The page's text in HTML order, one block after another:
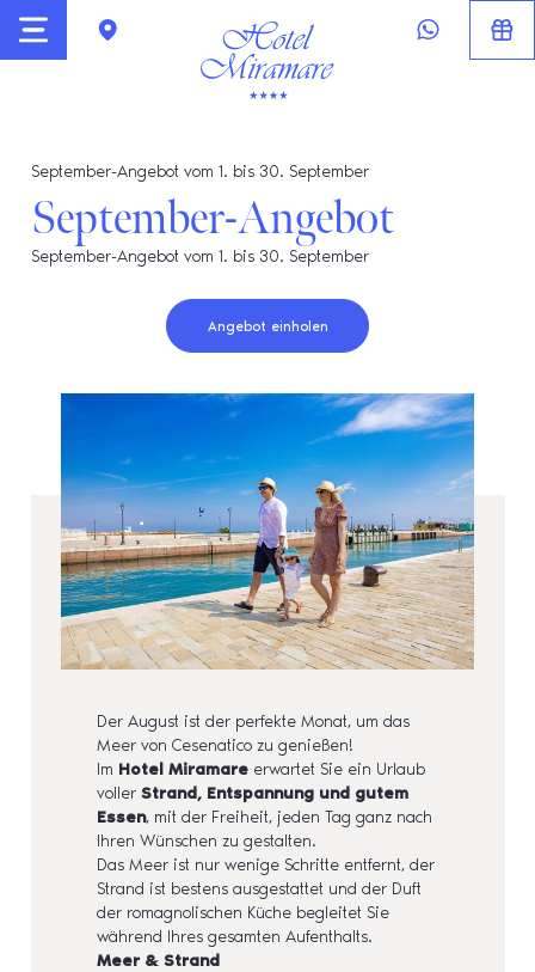
September-Angebot vom 1. bis 30. September
September-Angebot
September-Angebot vom 1. bis 30. September
Angebot einholen
Der August ist der perfekte Monat, um das
Meer von Cesenatico zu genießen!
Im Hotel Miramareerwartet Sie ein Urlaub
voller Strand, Entspannung und gutem
Essen, mit der Freiheit, jeden Tag ganz nach
Ihren Wünschen zu gestalten.
Das Meer ist nur wenige Schritte entfernt, der
Strand ist bestens ausgestattet und der Duft
der romagnolischen Küche begleitet Sie
während Ihres gesamten Aufenthalts.
Meer & Strand